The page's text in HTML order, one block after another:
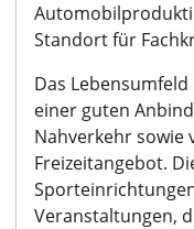
Standort für
Das
einer guten
Nahverkehr sowie
Freizeitangebot.
Veranstaltungen,